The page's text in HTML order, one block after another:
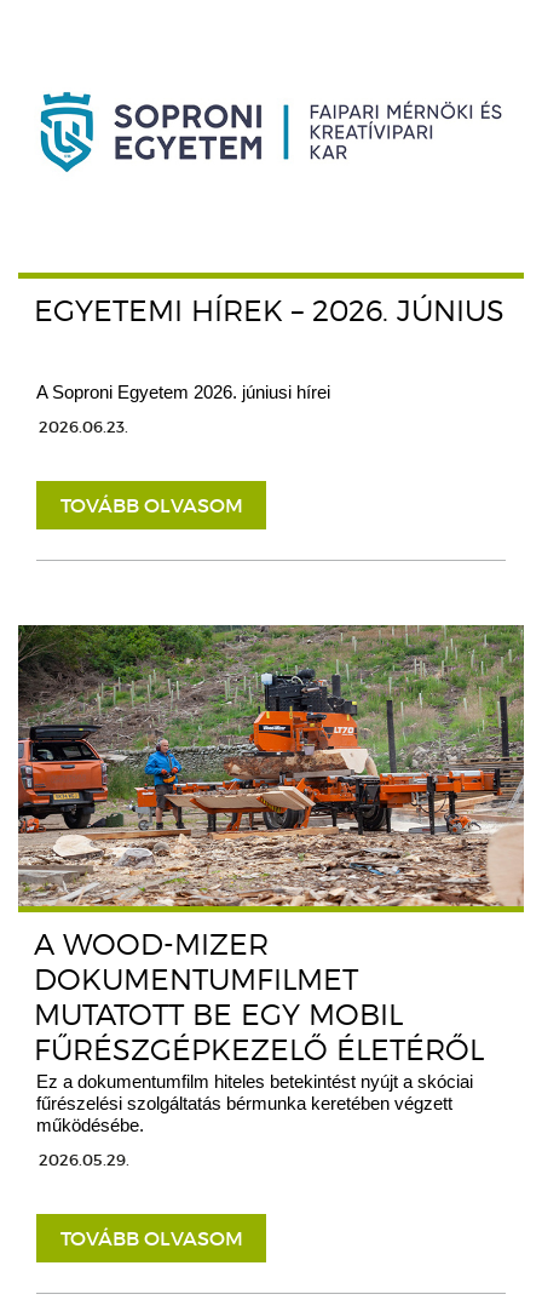
EGYETEMI HÍREK – 2026. JÚNIUS
A Soproni Egyetem 2026. júniusi hírei
2026.06.23.
TOVÁBB OLVASOM
A WOOD-MIZER
DOKUMENTUMFILMET
MUTATOTT BE EGY MOBIL
FŰRÉSZGÉPKEZELŐ ÉLETÉRŐL
Ez a dokumentumfilm hiteles betekintést nyújt a skóciai
fűrészelési szolgáltatás bérmunka keretében végzett
működésébe.
2026.05.29.
TOVÁBB OLVASOM